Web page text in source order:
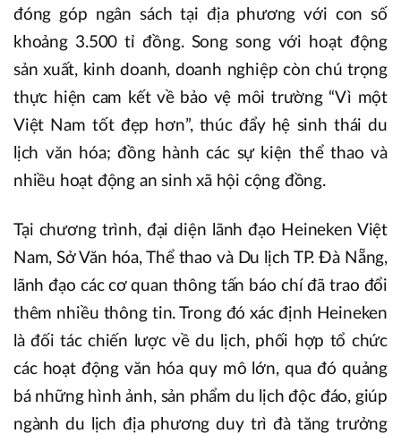
đóng góp ngân sách tại địa phương với con số
khoảng 3.500 tỉ đồng. Song song với hoạt động
sản xuất, kinh doanh, doanh nghiệp còn chú trọng
thực hiện cam kết về bảo vệ môi trường “Vì một
Việt Nam tốt đẹp hơn”, thúc đẩy hệ sinh thái du
lịch văn hóa; đồng hành các sự kiện thể thao và
nhiều hoạt động an sinh xã hội cộng đồng.
Tại chương trình, đại diện lãnh đạo Heineken Việt
Nam, Sở Văn hóa, Thể thao và Du lịch TP. Đà Nẵng,
lãnh đạo các cơ quan thông tấn báo chí đã trao đổi
thêm nhiều thông tin. Trong đó xác định Heineken
là đối tác chiến lược về du lịch, phối hợp tổ chức
các hoạt động văn hóa quy mô lớn, qua đó quảng
bá những hình ảnh, sản phẩm du lịch độc đáo, giúp
ngành du lịch địa phương duy trì đà tăng trưởng